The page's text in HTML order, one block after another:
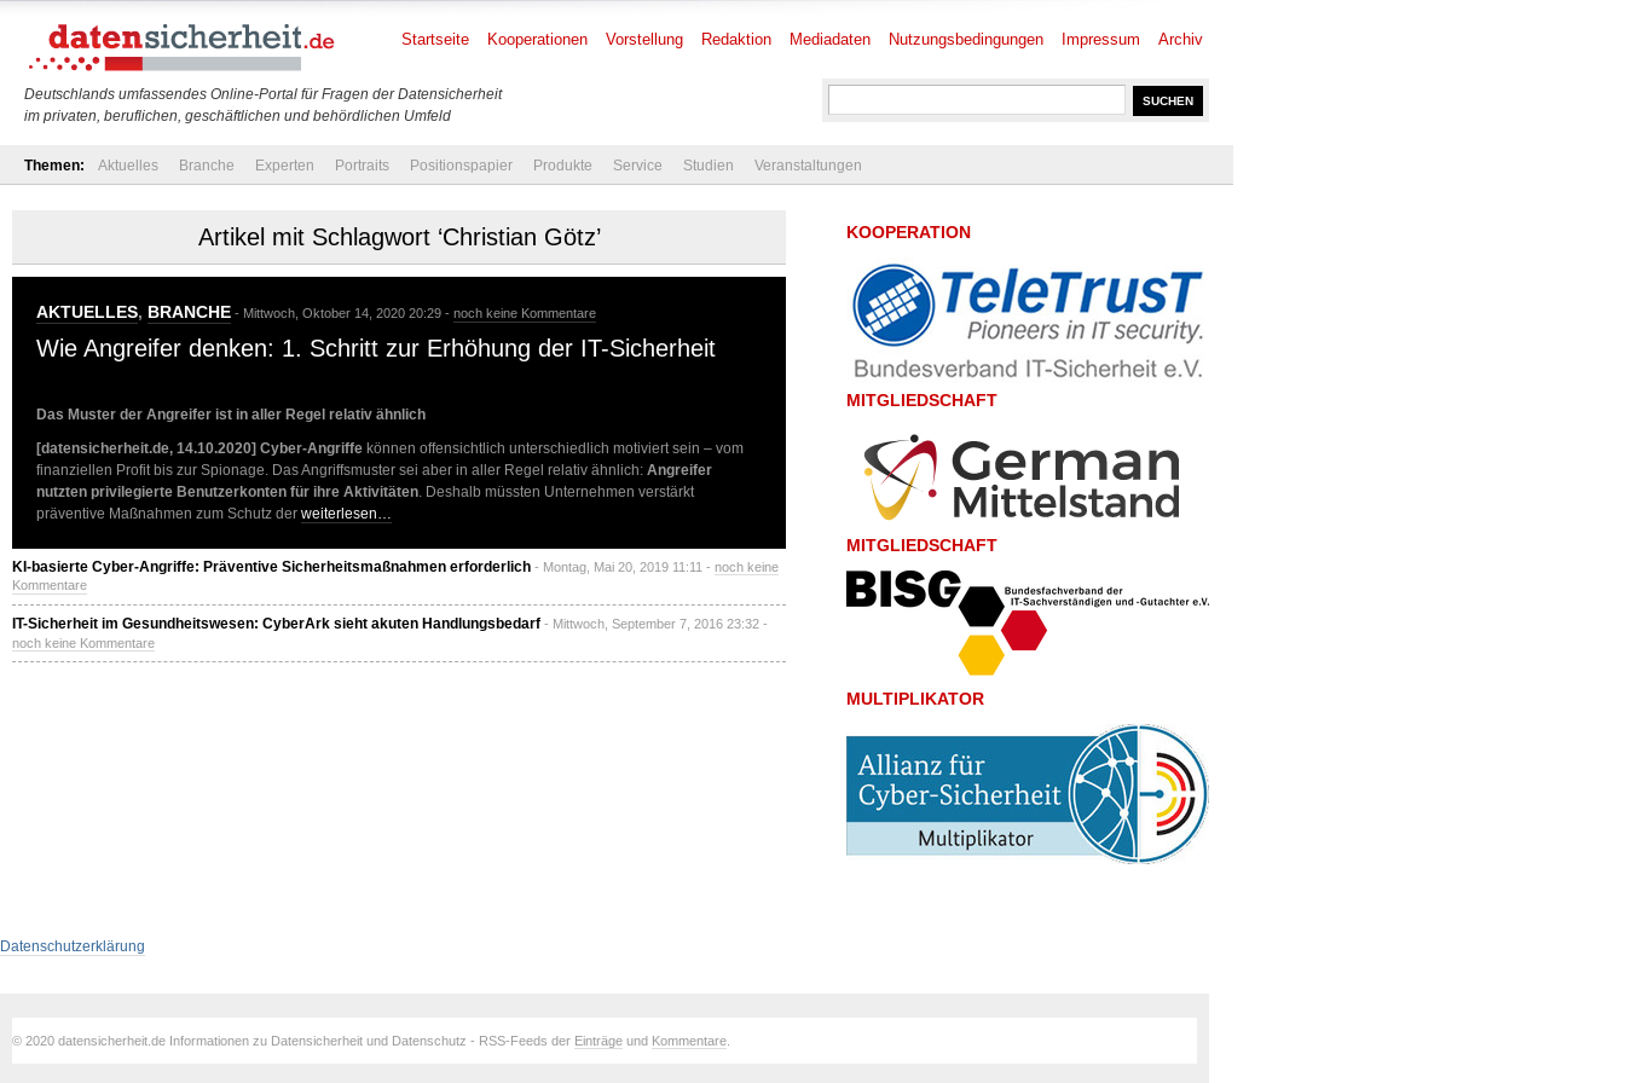
Deutschlands umfassendes Online-Portal für Fragen der Datensicherheit
im privaten, beruflichen, geschäftlichen und behördlichen Umfeld
Startseite Kooperationen Vorstellung Redaktion Mediadaten Nutzungsbedingungen Impressum Archiv
Themen: Aktuelles Branche Experten Portraits Positionspapier Produkte Service Studien Veranstaltungen
Artikel mit Schlagwort ‘Christian Götz’
AKTUELLES, BRANCHE - Mittwoch, Oktober 14, 2020 20:29 - noch keine Kommentare
Wie Angreifer denken: 1. Schritt zur Erhöhung der IT-Sicherheit
Das Muster der Angreifer ist in aller Regel relativ ähnlich
[datensicherheit.de, 14.10.2020] Cyber-Angriffe können offensichtlich unterschiedlich motiviert sein – vom
finanziellen Profit bis zur Spionage. Das Angriffsmuster sei aber in aller Regel relativ ähnlich: Angreifer
nutzten privilegierte Benutzerkonten für ihre Aktivitäten. Deshalb müssten Unternehmen verstärkt
präventive Maßnahmen zum Schutz der weiterlesen…
KI-basierte Cyber-Angriffe: Präventive Sicherheitsmaßnahmen erforderlich - Montag, Mai 20, 2019 11:11 - noch keine
Kommentare
IT-Sicherheit im Gesundheitswesen: CyberArk sieht akuten Handlungsbedarf - Mittwoch, September 7, 2016 23:32 -
noch keine Kommentare
KOOPERATION
MITGLIEDSCHAFT
MITGLIEDSCHAFT
MULTIPLIKATOR
Datenschutzerklärung
© 2020 datensicherheit.de Informationen zu Datensicherheit und Datenschutz - RSS-Feeds der Einträge und Kommentare